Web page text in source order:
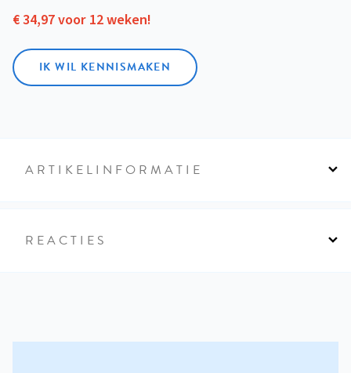
€ 34,97 voor 12 weken!
IK WIL KENNISMAKEN
ARTIKELINFORMATIE
REACTIES